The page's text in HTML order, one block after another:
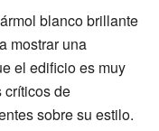
blanco brillante
mostrar una
el edificio es muy
críticos de
sobre su estilo.